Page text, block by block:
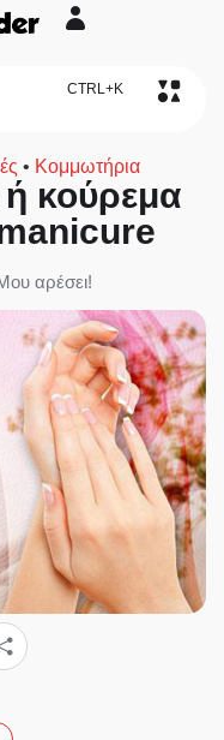
CTRL+K
• Κομμωτήρια
κούρεμα
manicure
αρέσει!